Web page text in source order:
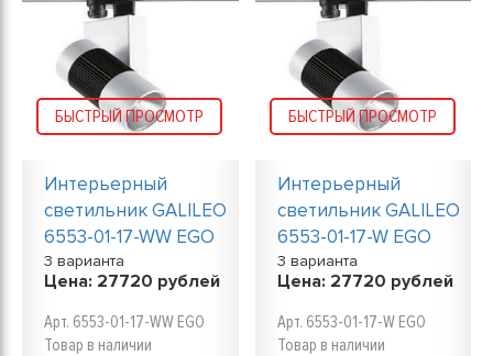
БЫСТРЫЙ ПРОСМОТР
Интерьерный
светильник GALILEO
6553-01-17-WW EGO
3 варианта
Цена: 27720 рублей
Арт. 6553-01-17-WW EGO
Товар в наличии
БЫСТРЫЙ ПРОСМОТР
Интерьерный
светильник GALILEO
6553-01-17-W EGO
3 варианта
Цена: 27720 рублей
Арт. 6553-01-17-W EGO
Товар в наличии